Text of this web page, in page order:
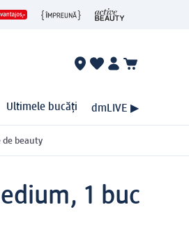
Ultimele bucăți dmLIVE ▶
de beauty
1 buc